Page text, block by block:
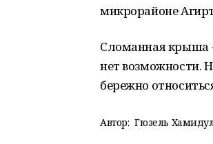
микрорайоне
Сломанная крыша
нет возможности.
бережно
Автор: Гюзель